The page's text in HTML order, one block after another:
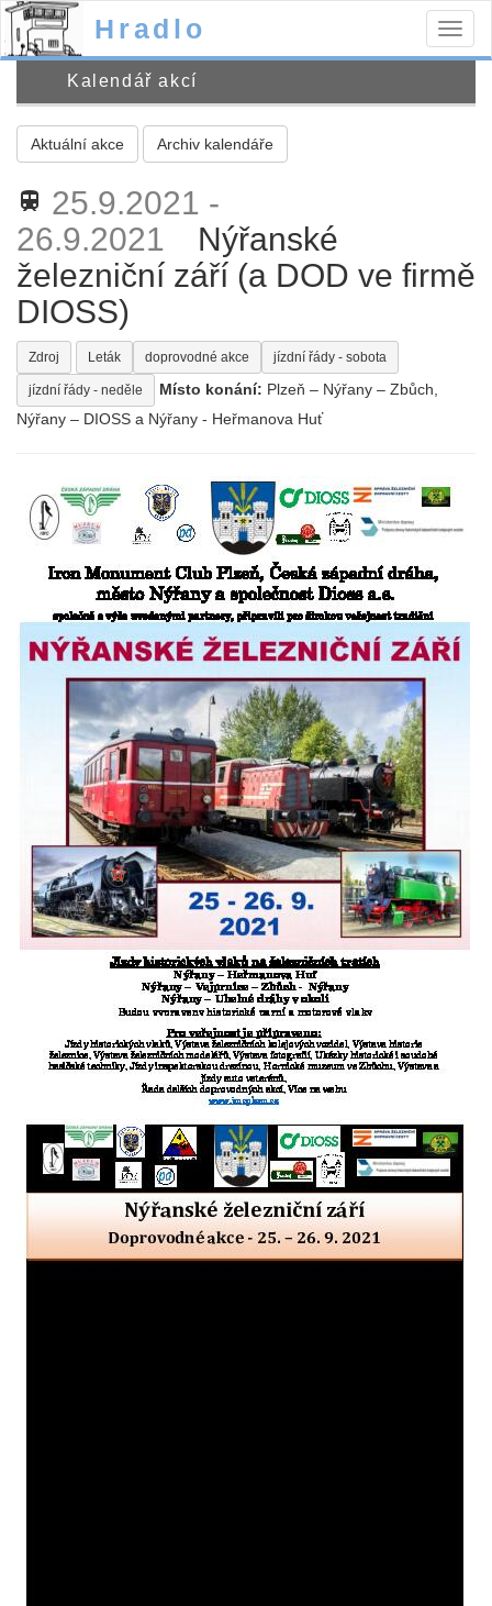
Hradlo
Kalendář akcí
Aktuální akce Archiv kalendáře
train 25.9.2021 -
26.9.2021
Nýřanské
železniční září (a DOD ve firmě
DIOSS)
Zdroj Leták doprovodné akce jízdní řády - sobota
jízdní řády - neděle Místo konání: Plzeň – Nýřany – Zbůch,
Nýřany – DIOSS a Nýřany - Heřmanova Huť